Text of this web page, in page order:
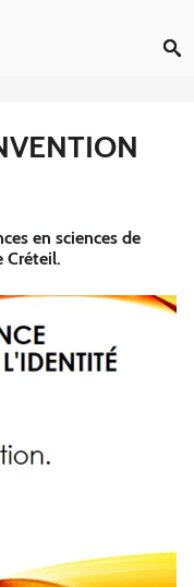
en sciences de
Créteil.